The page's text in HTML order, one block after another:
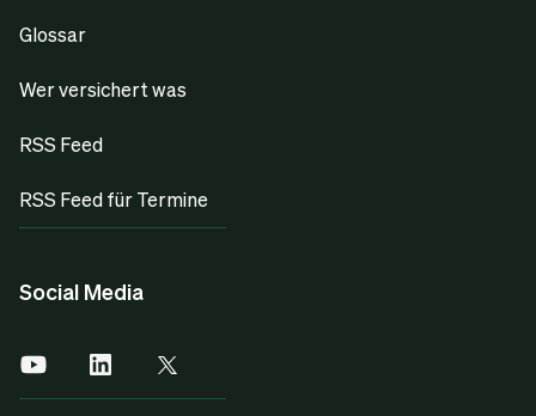
Glossar
Wer versichert was
RSS Feed
RSS Feed für Termine
Social Media